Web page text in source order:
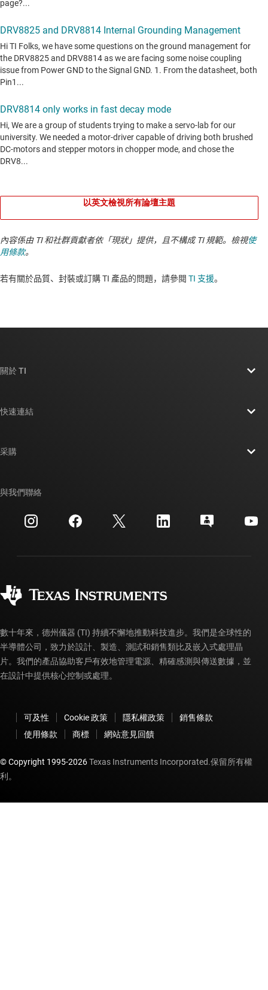
以英文檢視所有論壇主題
內容係由 TI 和社群貢獻者依「現狀」提供，且不構成 TI 規範。檢視使
用條款。
若有關於品質、封裝或訂購 TI 產品的問題，請參閱 TI 支援。​​​​​​​​​​​​​​
關於 TI
投資人關系
製造
快速連結
交互參考搜索
客戶支援中心
myTI 帳戶常見問題解答
采購
訂購 FAQ
與我們聯絡
數十年來，德州儀器 (TI) 持續不懈地推動科技進步。我們是全球性的
半導體公司，致力於設計、製造、測試和銷售類比及嵌入式處理晶
片。我們的產品協助客戶有效地管理電源、精確感測與傳送數據，並
在設計中提供核心控制或處理。
可及性 Cookie 政策 隱私權政策
銷售條款
使用條款
商標 網站意見回饋
© Copyright 1995-2026Texas Instruments Incorporated.保留所有權
利。